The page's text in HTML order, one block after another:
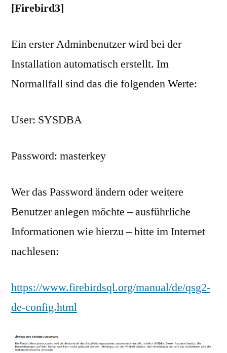
[Firebird3]
Ein erster Adminbenutzer wird bei der
Installation automatisch erstellt. Im
Normallfall sind das die folgenden Werte:
User: SYSDBA
Password: masterkey
Wer das Password ändern oder weitere
Benutzer anlegen möchte – ausführliche
Informationen wie hierzu – bitte im Internet
nachlesen:
https://www.firebirdsql.org/manual/de/qsg2-
de-config.html